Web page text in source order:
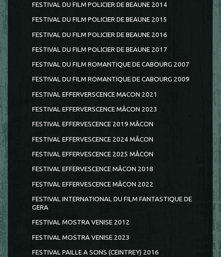
FESTIVAL DU FILM POLICIER DE BEAUNE 2014
FESTIVAL DU FILM POLICIER DE BEAUNE 2015
FESTIVAL DU FILM POLICIER DE BEAUNE 2016
FESTIVAL DU FILM POLICIER DE BEAUNE 2017
FESTIVAL DU FILM ROMANTIQUE DE CABOURG 2007
FESTIVAL DU FILM ROMANTIQUE DE CABOURG 2009
FESTIVAL EFFERVERSCENCE MACON 2021
FESTIVAL EFFERVERSCENCE MÂCON 2023
FESTIVAL EFFERVESCENCE 2019 MÂCON
FESTIVAL EFFERVESCENCE 2024 MÂCON
FESTIVAL EFFERVESCENCE 2025 MÂCON
FESTIVAL EFFERVESCENCE MÂCON 2018
FESTIVAL EFFERVESCENCE MÂCON 2022
FESTIVAL INTERNATIONAL DU FILM FANTASTIQUE DE
GERA
FESTIVAL MOSTRA VENISE 2012
FESTIVAL MOSTRA VENISE 2023
FESTIVAL PAILLE A SONS (CEINTREY) 2016